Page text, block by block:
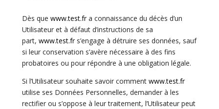
Dès que www.test.fra connaissance du décès d’un
Utilisateur et à défaut d’instructions de sa
part, www.test.frs’engage à détruire ses données, sauf
si leur conservation s’avère nécessaire à des fins
probatoires ou pour répondre à une obligation légale.
Si l’Utilisateur souhaite savoir comment www.test.fr
utilise ses Données Personnelles, demander à les
rectifier ou s’oppose à leur traitement, l’Utilisateur peut